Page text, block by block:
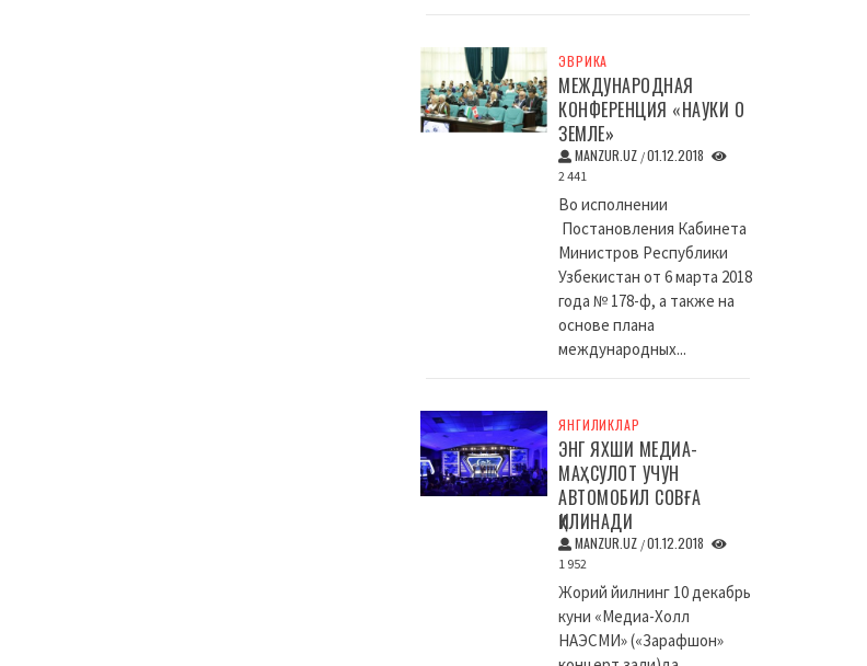
ЭВРИКА
МЕЖДУНАРОДНАЯ
КОНФЕРЕНЦИЯ «НАУКИ О
ЗЕМЛЕ»
MANZUR.UZ /01.12.2018
2 441
Во исполнении
Постановления Кабинета
Министров Республики
Узбекистан от 6 марта 2018
года № 178-ф, а также на
основе плана
международных...
ЯНГИЛИКЛАР
ЭНГ ЯХШИ МЕДИА-
МАҲСУЛОТ УЧУН
АВТОМОБИЛ СОВҒА
ҚИЛИНАДИ
MANZUR.UZ /01.12.2018
1 952
Жорий йилнинг 10 декабрь
куни «Медиа-Холл
НАЭСМИ» («Зарафшон»